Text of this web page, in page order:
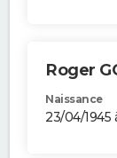
Roger
Naissance
23/04/1945